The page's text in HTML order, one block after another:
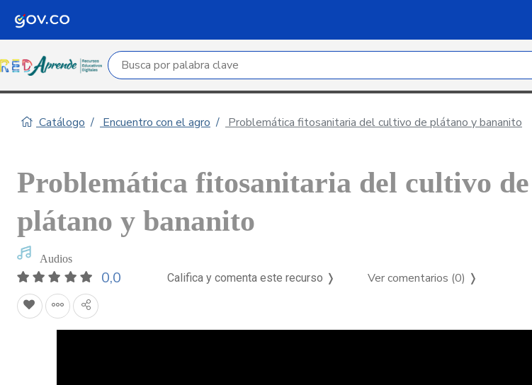
Campo de búsqueda por palabra clave
Catálogo Encuentro con el agro Problemática fitosanitaria del cultivo de plátano y bananito
Problemática fitosanitaria del cultivo de
plátano y bananito
Audios
0,0 Califica y comenta este recurso ❭ Ver comentarios (0) ❭